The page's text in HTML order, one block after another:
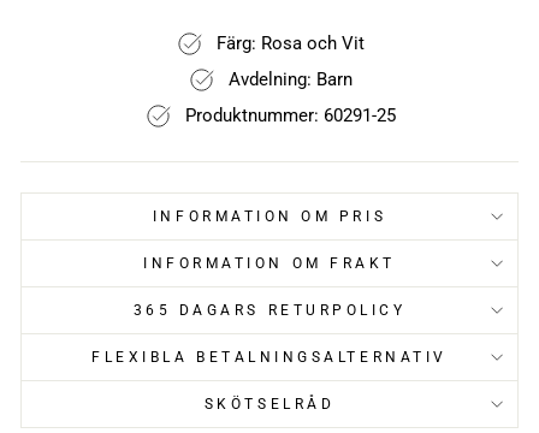
Färg: Rosa och Vit
Avdelning: Barn
Produktnummer: 60291-25
INFORMATION OM PRIS
INFORMATION OM FRAKT
365 DAGARS RETURPOLICY
FLEXIBLA BETALNINGSALTERNATIV
SKÖTSELRÅD